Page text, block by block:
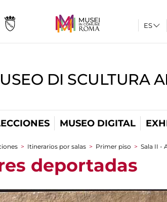
DI SCULTURA
MUSEO DIGITAL
> Itinerarios por salas > Primer piso > Sala II -
deportadas